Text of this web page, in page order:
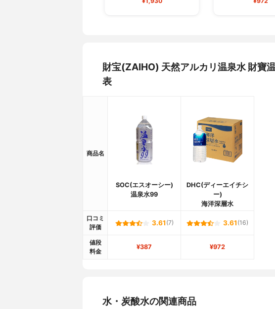
財宝(ZAIHO) 天然アルカリ温泉水 財寶
表
商品名
SOC(エスオーシー)
温泉水99
DHC(ディーエイチシ
ー)
海洋深層水
口コミ
評価
3.61 (7) 3.61 (16)
値段
料金
¥387 ¥972
水・炭酸水の関連商品